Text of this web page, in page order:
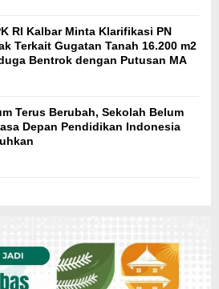
RI Kalbar Minta Klarifikasi PN
Terkait Gugatan Tanah 16.200 m2
Bentrok dengan Putusan MA
Terus Berubah, Sekolah Belum
Depan Pendidikan Indonesia